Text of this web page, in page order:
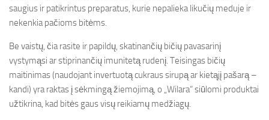
saugius ir patikrintus preparatus, kurie nepalieka likučių meduje ir
nekenkia pačioms bitėms.
Be vaistų, čia rasite ir papildų, skatinančių bičių pavasarinį
vystymąsi ar stiprinančių imunitetą rudenį. Teisingas bičių
maitinimas (naudojant invertuotą cukraus sirupą ar kietąjį pašarą –
kandi) yra raktas į sėkmingą žiemojimą, o „Wilara“ siūlomi produktai
užtikrina, kad bitės gaus visų reikiamų medžiagų.